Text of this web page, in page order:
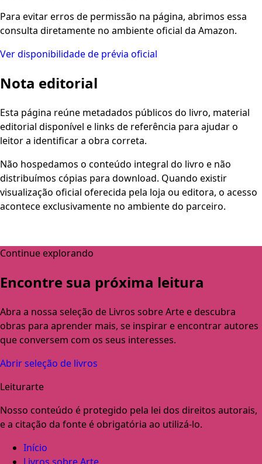
Para evitar erros de permissão na página, abrimos essa
consulta diretamente no ambiente oficial da Amazon.
Ver disponibilidade de prévia oficial
Nota editorial
Esta página reúne metadados públicos do livro, material
editorial disponível e links de referência para ajudar o
leitor a identificar a obra correta.
Não hospedamos o conteúdo integral do livro e não
distribuímos cópias para download. Quando existir
visualização oficial oferecida pela loja ou editora, o acesso
acontece exclusivamente no ambiente do parceiro.
Continue explorando
Encontre sua próxima leitura
Abra a nossa seleção de Livros sobre Arte e descubra
obras para aprender mais, se inspirar e encontrar autores
que conversem com os seus interesses.
Abrir seleção de livros
Leiturarte
Nosso conteúdo é protegido pela lei dos direitos autorais,
e a citação da fonte é obrigatória ao utilizá-lo.
Início
Livros sobre Arte